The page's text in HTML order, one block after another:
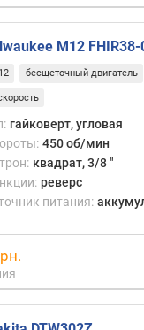
M12 FHIR38-
бесщеточный двигатель
гайковерт, угловая
450 об/мин
квадрат, 3/8 "
реверс
питания: